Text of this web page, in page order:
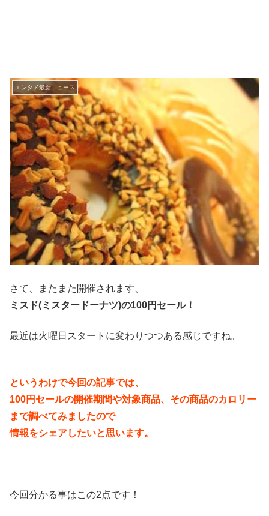
エンタメ最新ニュース
さて、またまた開催されます、
ミスド(ミスタードーナツ)の100円セール！
最近は火曜日スタートに変わりつつある感じですね。
というわけで今回の記事では、
100円セールの開催期間や対象商品、その商品のカロリー
まで調べてみましたので
情報をシェアしたいと思います。
今回分かる事はこの2点です！